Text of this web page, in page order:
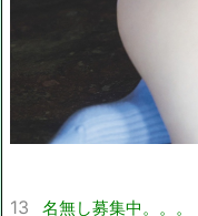
13 名無し募集中。。。